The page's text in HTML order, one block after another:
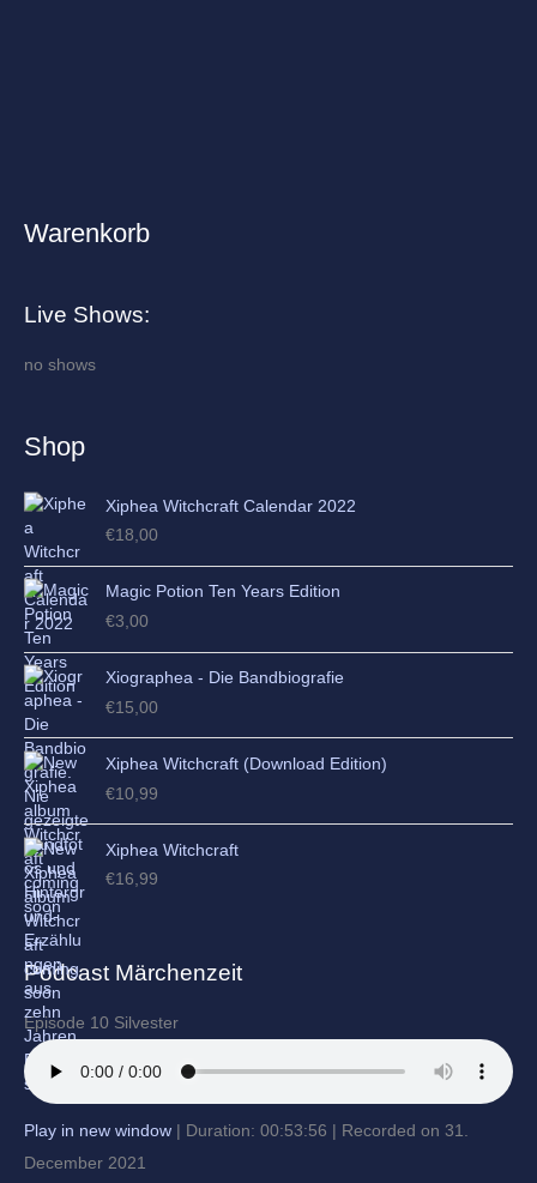
Warenkorb
Live Shows:
no shows
Shop
Xiphea Witchcraft Calendar 2022
€18,00
Magic Potion Ten Years Edition
€3,00
Xiographea - Die Bandbiografie
€15,00
Xiphea Witchcraft (Download Edition)
€10,99
Xiphea Witchcraft
€16,99
Podcast Märchenzeit
Episode 10 Silvester
Play in new window | Duration: 00:53:56 | Recorded on 31.
December 2021
A
h
s